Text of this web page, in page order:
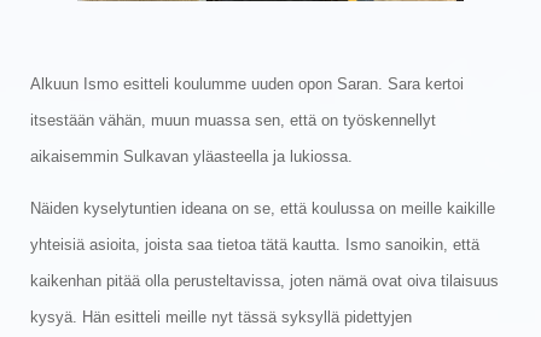
Alkuun Ismo esitteli koulumme uuden opon Saran. Sara kertoi
itsestään vähän, muun muassa sen, että on työskennellyt
aikaisemmin Sulkavan yläasteella ja lukiossa.
Näiden kyselytuntien ideana on se, että koulussa on meille kaikille
yhteisiä asioita, joista saa tietoa tätä kautta. Ismo sanoikin, että
kaikenhan pitää olla perusteltavissa, joten nämä ovat oiva tilaisuus
kysyä. Hän esitteli meille nyt tässä syksyllä pidettyjen